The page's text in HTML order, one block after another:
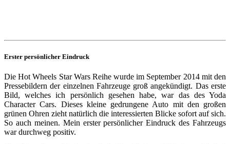
Erster persönlicher Eindruck
Die Hot Wheels Star Wars Reihe wurde im September 2014 mit den
Pressebildern der einzelnen Fahrzeuge groß angekündigt. Das erste
Bild, welches ich persönlich gesehen habe, war das des Yoda
Character Cars. Dieses kleine gedrungene Auto mit den großen
grünen Ohren zieht natürlich die interessierten Blicke sofort auf sich.
So auch meinen. Mein erster persönlicher Eindruck des Fahrzeugs
war durchweg positiv.